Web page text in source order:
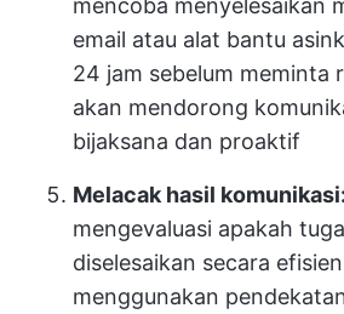
mencoba menyelesaikan
email atau alat bantu
24 jam sebelum meminta
akan mendorong
bijaksana dan proaktif
Melacak hasil komunikasi:
mengevaluasi apakah
diselesaikan secara
menggunakan